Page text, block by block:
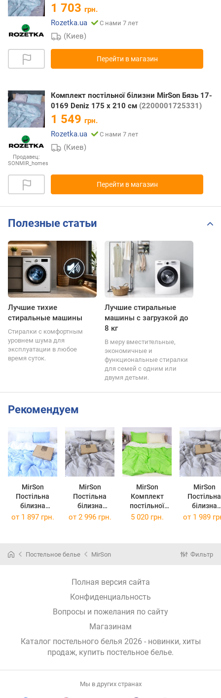
1 703 грн.
Rozetka.ua
С нами 7 лет
(Киев)
Перейти в магазин
Продавец:
SONMIR_homes
Комплект постільної білизни MirSon Бязь 17-
0169 Deniz 175 x 210 см (2200001725331)
1 549 грн.
Rozetka.ua
С нами 7 лет
(Киев)
Перейти в магазин
Полезные статьи
Лучшие тихие
стиральные машины
Стиралки с комфортным
уровнем шума для
эксплуатации в любое
время суток.
Лучшие стиральные
машины с загрузкой до
8 кг
В меру вместительные,
экономичные и
функциональные стиралки
для семей с одним или
двумя детьми.
Рекомендуем
MirSon
Постільна
білизна
Ranforce Elite
4121)
MirSon
Постільна
білизна
Ranforce Elite
MirSon
Комплект
постільної
білизни Satin
MirSon
Постільна
білизна
Ranforce
от 1 897 грн. от 2 996 грн. 5 020 грн. от 1 989
Постельное белье MirSon Фильтр
Полная версия сайта
Конфиденциальность
Вопросы и пожелания по сайту
Магазинам
Каталог постельного белья 2026 - новинки, хиты
продаж, купить постельное белье.
Мы в других странах